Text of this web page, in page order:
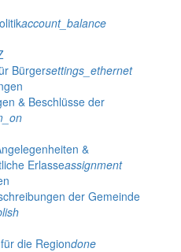
account_balance
Bürgersettings_ethernet
& Beschlüsse der
&
Erlasseassignment
der Gemeinde
die Regiondone